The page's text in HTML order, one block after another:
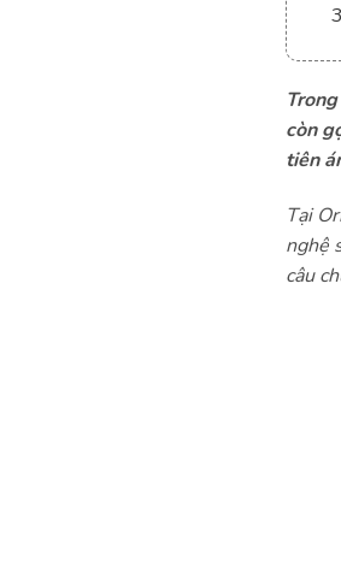
còn
tiên
Tại
nghệ
câu